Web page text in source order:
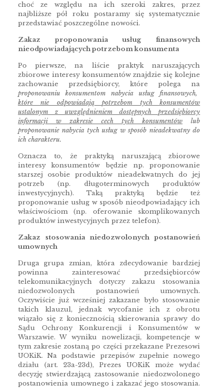
choć ze względu na ich szeroki zakres, przez
najbliższe pół roku postaramy się systematycznie
przedstawiać poszczególne nowości.
Zakaz proponowania usług finansowych
nieodpowiadających potrzebom konsumenta
Po pierwsze, na liście praktyk naruszających
zbiorowe interesy konsumentów znajdzie się kolejne
zachowanie przedsiębiorcy, które polega na
proponowaniu konsumentom nabycia usług finansowych,
które nie odpowiadają potrzebom tych konsumentów
ustalonym z uwzględnieniem dostępnych przedsiębiorcy
informacji w zakresie cech tych konsumentów lub
proponowanie nabycia tych usług w sposób nieadekwatny do
ich charakteru.
Oznacza to, że praktyką naruszającą zbiorowe
interesy konsumentów będzie np. proponowanie
starszej osobie produktów nieadekwatnych do jej
potrzeb (np. długoterminowych produktów
inwestycyjnych). Taką praktyką będzie też
proponowanie usług w sposób nieodpowiadający ich
właściwościom (np. oferowanie skomplikowanych
produktów inwestycyjnych przez telefon).
Zakaz stosowania niedozwolonych postanowień
umownych
Druga grupa zmian, która zdecydowanie bardziej
powinna zainteresować przedsiębiorców
telekomunikacyjnych dotyczy zakazu stosowania
niedozwolonych postanowień umownych.
Oczywiście już wcześniej zakazane było stosowanie
takich klauzul, jednak wycofanie ich z obrotu
wiązało się z koniecznością skierowania sprawy do
Sądu Ochrony Konkurencji i Konsumentów w
Warszawie. W wyniku nowelizacji, kompetencje w
tym zakresie zostaną po części przekazane Prezesowi
UOKiK. Na podstawie przepisów zupełnie nowego
działu (art. 23a-23d), Prezes UOKiK może wydać
decyzję stwierdzającą zastosowanie niedozwolonego
postanowienia umownego i zakazać jego stosowania.